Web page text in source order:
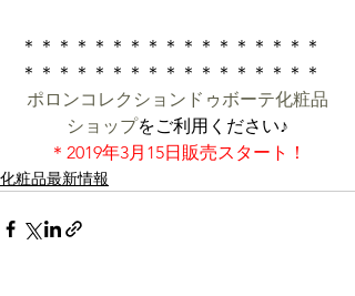
＊＊＊＊＊＊＊＊＊＊＊＊＊＊＊＊＊
＊＊＊＊＊＊＊＊＊＊＊＊＊＊＊＊＊
ポロンコレクションドゥボーテ化粧品
ショップをご利用ください♪
＊2019年3月15日販売スタート！
化粧品最新情報